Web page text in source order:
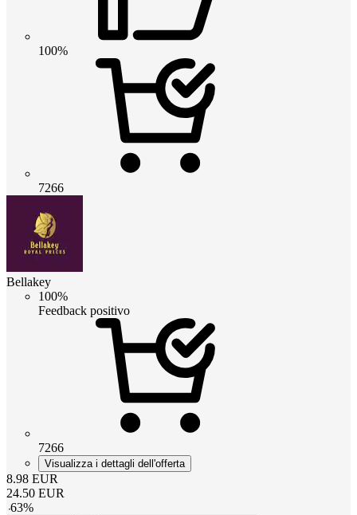
100%
7266
Bellakey
100%
Feedback positivo
7266
Visualizza i dettagli dell'offerta
8.98 EUR
24.50 EUR
-63%